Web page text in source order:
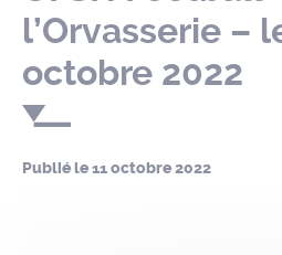
l’Orvasserie –
octobre 2022
Publié le11 octobre 2022